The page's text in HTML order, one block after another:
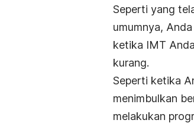
Seperti yang
umumnya,
ketika IMT
kurang.
Seperti ketika
menimbulkan
melakukan